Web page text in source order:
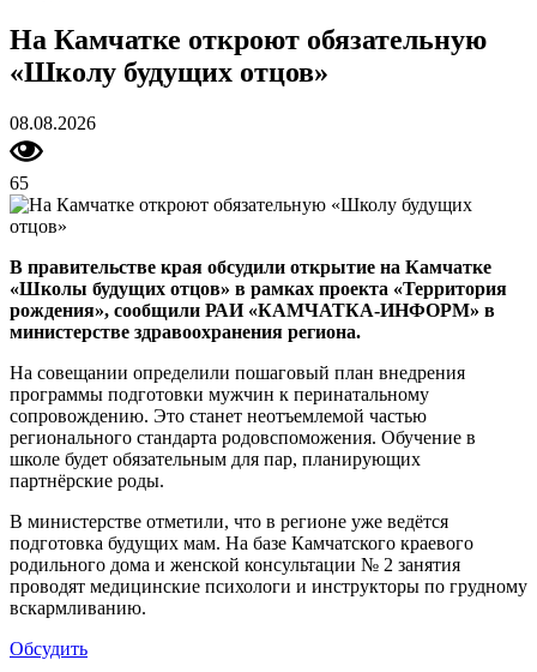
На Камчатке откроют обязательную
«Школу будущих отцов»
08.08.2026
65
В правительстве края обсудили открытие на Камчатке
«Школы будущих отцов» в рамках проекта «Территория
рождения», сообщили РАИ «КАМЧАТКА-ИНФОРМ» в
министерстве здравоохранения региона.
На совещании определили пошаговый план внедрения
программы подготовки мужчин к перинатальному
сопровождению. Это станет неотъемлемой частью
регионального стандарта родовспоможения. Обучение в
школе будет обязательным для пар, планирующих
партнёрские роды.
В министерстве отметили, что в регионе уже ведётся
подготовка будущих мам. На базе Камчатского краевого
родильного дома и женской консультации № 2 занятия
проводят медицинские психологи и инструкторы по грудному
вскармливанию.
Обсудить